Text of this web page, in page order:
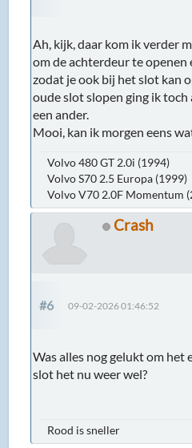
Ah, kijk, daar kom ik verder
om de achterdeur te openen
zodat je ook bij het slot kan
oude slot slopen ging ik toch
een ander.
Mooi, kan ik morgen eens
Volvo 480 GT 2.0i (1994)
Volvo S70 2.5 Europa (1999)
Volvo V70 2.0F Momentum
Crash
#6 09-02-2026 01:46:52
Was alles nog gelukt om het
slot het nu weer wel?
Rood is sneller